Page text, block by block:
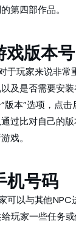
第四部作品。
戏版本号
于玩家来说非常
及是否需要安
版本”选项，点
过比对自己的
戏。
机号码
可以与其他NPC
玩家一些任务